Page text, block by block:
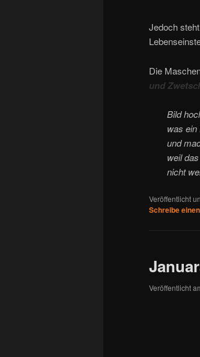
Jedoch
Die
und
Bild
was
und
weil
nicht
Veröffentlicht
Schreibe
Veröffentlicht